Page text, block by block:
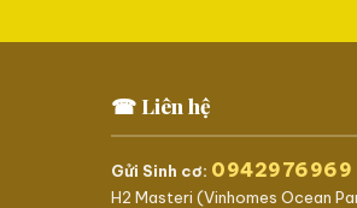
☎ Liên hệ
Gửi Sinh cơ: 0942976969
H2 Masteri (Vinhomes Ocean